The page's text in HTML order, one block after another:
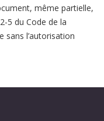
même partielle,
5 du Code de la
sans l’autorisation